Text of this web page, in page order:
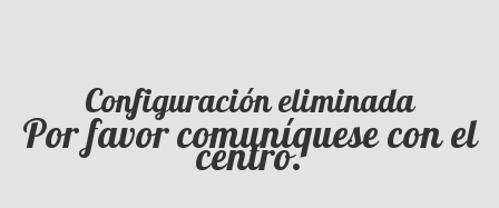
Configuración eliminada
Por favor comuníquese con el
centro.